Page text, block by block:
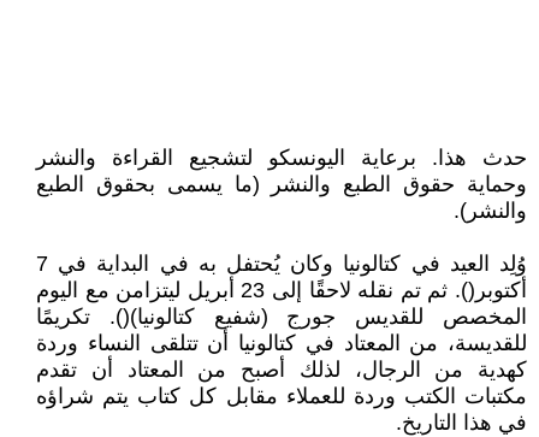
حدث هذا. برعاية اليونسكو لتشجيع القراءة والنشر
وحماية حقوق الطبع والنشر (ما يسمى بحقوق الطبع
والنشر).
وُلِد العيد في كتالونيا وكان يُحتفل به في البداية في 7
أكتوبر(). ثم تم نقله لاحقًا إلى 23 أبريل ليتزامن مع اليوم
المخصص للقديس جورج (شفيع كتالونيا)(). تكريمًا
للقديسة، من المعتاد في كتالونيا أن تتلقى النساء وردة
كهدية من الرجال، لذلك أصبح من المعتاد أن تقدم
مكتبات الكتب وردة للعملاء مقابل كل كتاب يتم شراؤه
في هذا التاريخ.